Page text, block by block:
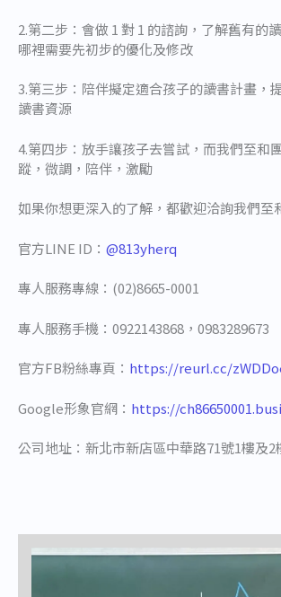
2.第二步：會做 1 對 1 的諮詢，了解舊有的
哪裡需要先初步的優化及修改
3.第三步：陪伴擬定適合孩子的讀書計畫，
讀書資源
4.第四步：放手讓孩子去嘗試，而我們至和
蹤，微調，陪伴，激勵
如果你想更深入的了解，都歡迎洽詢我們至
官方LINE ID： @813yherq
專人服務專線：(02)8665-0001
專人服務手機：0922143868，0983289673
官方FB粉絲專頁： https://reurl.cc/
Google形象官網： https://
公司地址：新北市新店區中華路71號1樓及